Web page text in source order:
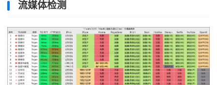
流媒体检测